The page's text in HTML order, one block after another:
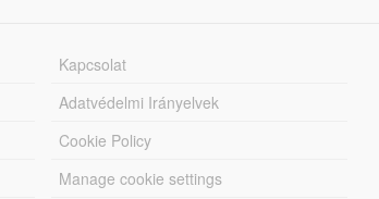
Kapcsolat
Adatvédelmi Irányelvek
Cookie Policy
Manage cookie settings